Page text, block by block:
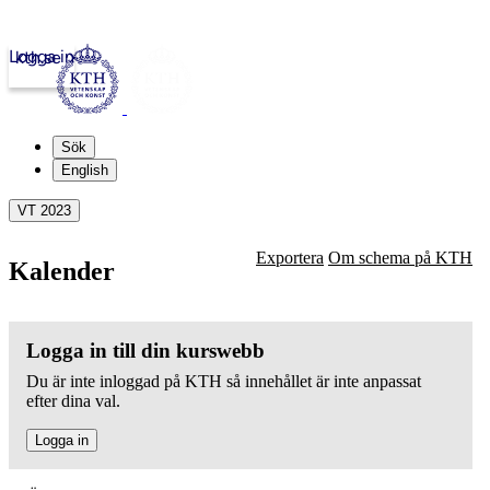
kth.se
Logga in
Sök
English
VT 2023
Kalender Exportera Om schema på KTH
Logga in till din kurswebb
Du är inte inloggad på KTH så innehållet är inte anpassat
efter dina val.
Logga in